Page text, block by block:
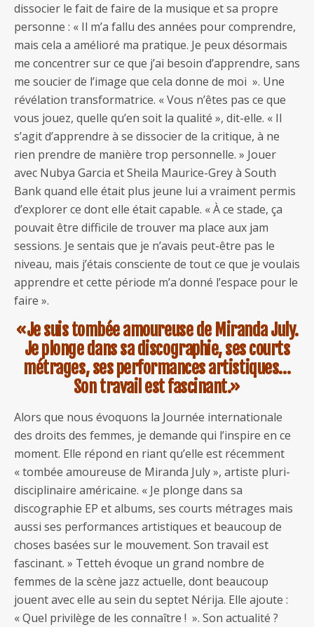
dissocier le fait de faire de la musique et sa propre
personne : « Il m’a fallu des années pour comprendre,
mais cela a amélioré ma pratique. Je peux désormais
me concentrer sur ce que j’ai besoin d’apprendre, sans
me soucier de l’image que cela donne de moi ». Une
révélation transformatrice. « Vous n’êtes pas ce que
vous jouez, quelle qu’en soit la qualité », dit-elle. « Il
s’agit d’apprendre à se dissocier de la critique, à ne
rien prendre de manière trop personnelle. » Jouer
avec Nubya Garcia et Sheila Maurice-Grey à South
Bank quand elle était plus jeune lui a vraiment permis
d’explorer ce dont elle était capable. « À ce stade, ça
pouvait être difficile de trouver ma place aux jam
sessions. Je sentais que je n’avais peut-être pas le
niveau, mais j’étais consciente de tout ce que je voulais
apprendre et cette période m’a donné l’espace pour le
faire ».
«Je suis tombée amoureuse de Miranda July.
Je plonge dans sa discographie, ses courts
métrages, ses performances artistiques…
Son travail est fascinant.»
Alors que nous évoquons la Journée internationale
des droits des femmes, je demande qui l’inspire en ce
moment. Elle répond en riant qu’elle est récemment
« tombée amoureuse de Miranda July », artiste pluri-
disciplinaire américaine. « Je plonge dans sa
discographie EP et albums, ses courts métrages mais
aussi ses performances artistiques et beaucoup de
choses basées sur le mouvement. Son travail est
fascinant. » Tetteh évoque un grand nombre de
femmes de la scène jazz actuelle, dont beaucoup
jouent avec elle au sein du septet Nérija. Elle ajoute :
« Quel privilège de les connaître ! ». Son actualité ?